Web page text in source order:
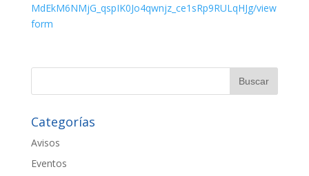
MdEkM6NMjG_qspIK0Jo4qwnjz_ce1sRp9RULqHJg/view
form
Categorías
Avisos
Eventos